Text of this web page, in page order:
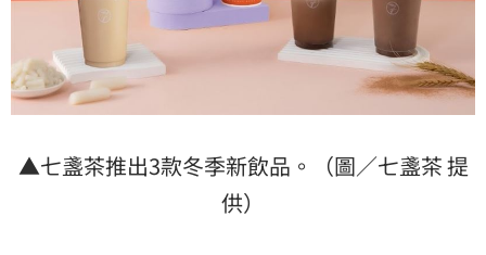
▲七盞茶推出3款冬季新飲品。（圖／七盞茶 提
供）